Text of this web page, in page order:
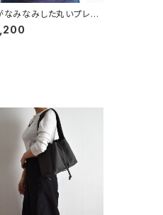
なみなみした丸いプレー
皿(白/光沢/点模様/白御
)